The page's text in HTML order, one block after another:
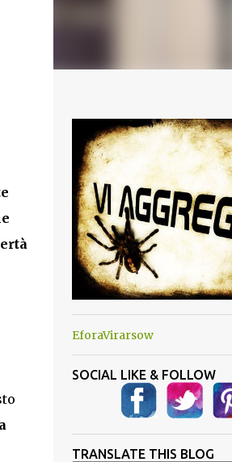
EforaVirarsow
SOCIAL LIKE & FOLLOW
TRANSLATE THIS BLOG